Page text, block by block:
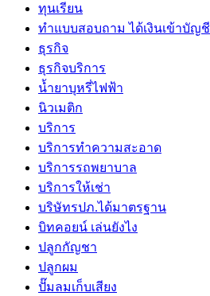
ทุนเรียน
ทําแบบสอบถาม ได้เงินเข้าบัญชี
ธุรกิจ
ธุรกิจบริการ
น้ำยาบุหรี่ไฟฟ้า
นิวเมติก
บริการ
บริการทำความสะอาด
บริการรถพยาบาล
บริการให้เช่า
บริษัทรปภ.ได้มาตรฐาน
บิทคอยน์ เล่นยังไง
ปลูกกัญชา
ปลูกผม
ปั๊มลมเก็บเสียง